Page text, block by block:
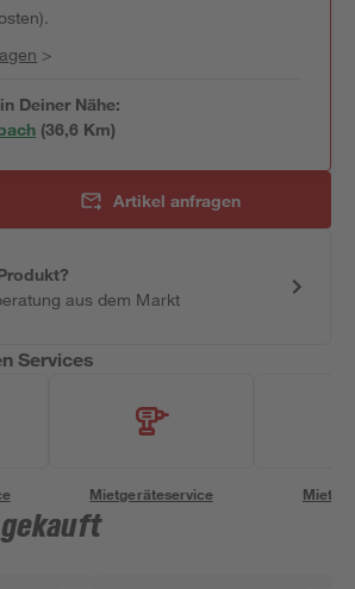
>
Deiner Nähe:
(36,6 Km)
Artikel anfragen
aus dem Markt
Services
Mietgeräteservice